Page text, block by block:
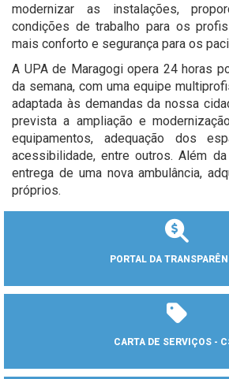
modernizar as instalações,
condições de trabalho para os
mais conforto e segurança para os
A UPA de Maragogi opera 24 horas
da semana, com uma equipe
adaptada às demandas da nossa
prevista a ampliação e
equipamentos, adequação dos
acessibilidade, entre outros. Além
entrega de uma nova ambulância,
próprios.
PORTAL DA
CARTA DE SERVIÇOS -